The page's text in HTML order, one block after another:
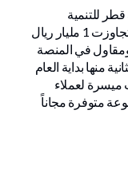
للتنمية
استحقاقات تمويل سكنية للمواطنين بقيمة تجاوزت 1 مليار ريال
أكثر من 350 شركة ومقاول في المنصة
منها بداية العام
لعملاء
متوفرة مجاناً